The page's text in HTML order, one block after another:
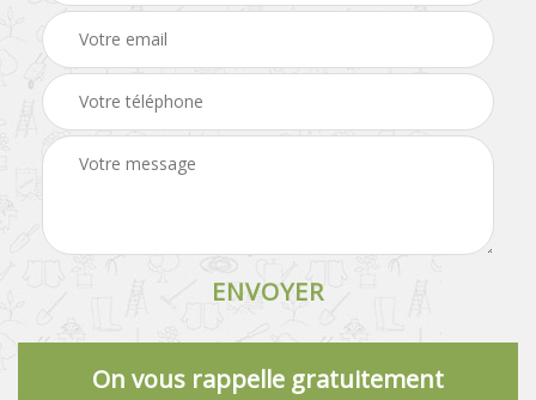
On vous rappelle gratuitement